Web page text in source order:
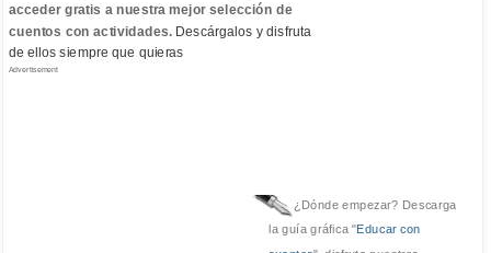
acceder gratis a nuestra mejor selección de
cuentos con actividades.Descárgalos y disfruta
de ellos siempre que quieras
Advertisement
¿Dónde empezar? Descarga
la guía gráfica "Educar con